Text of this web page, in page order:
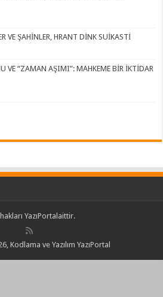
VE ŞAHİNLER, HRANT DİNK SUİKASTİ
VE “ZAMAN AŞIMI”: MAHKEME BİR İKTİDAR
YazıPortal aittir.
Kodlama ve Yazılım YazıPortal